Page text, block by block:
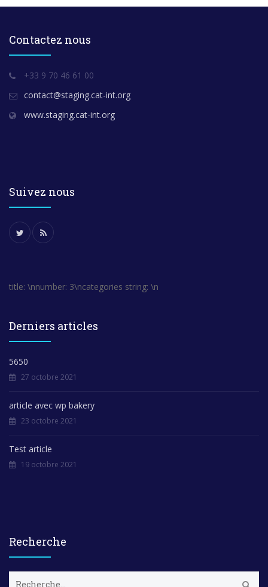
Contactez nous
+33 9 70 46 61 00
contact@staging.cat-int.org
www.staging.cat-int.org
Suivez nous
title: \nnumber: 3\ncategories string: \n
Derniers articles
5650
27 octobre 2021
article avec wp bakery
23 octobre 2021
Test article
19 octobre 2021
Recherche